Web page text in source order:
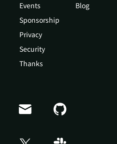
Events
Sponsorship
Privacy
Security
Thanks
Blog